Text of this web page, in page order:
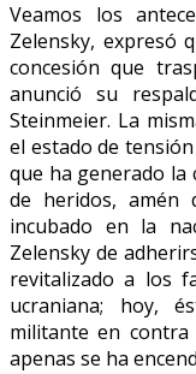
Veamos los
Zelensky, expresó
concesión que
anunció su
Steinmeier. La
el estado de
que ha generado la
de heridos, amén
incubado en la
Zelensky de
revitalizado a los
ucraniana; hoy,
militante en contra
apenas se ha